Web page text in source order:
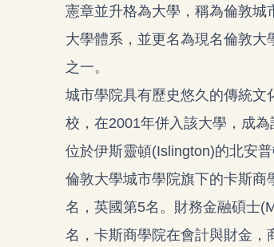
憲章並升格為大學，稱為倫敦城
大學體系，並更名為現名倫敦
之一。
城市學院具有歷史悠久的傳統
校，在2001年併入該大學，成
位於伊斯靈頓(Islington)的北安
倫敦大學城市學院旗下的卡斯商
名，英國第5名。財務金融碩士
名，卡斯商學院在會計與財金，